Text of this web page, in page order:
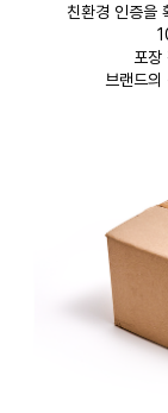
친환경 인증을
포장
브랜드